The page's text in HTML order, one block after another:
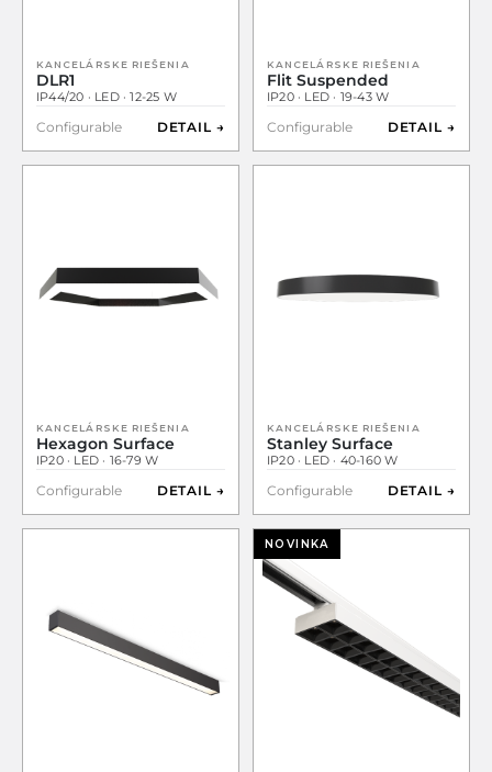
KANCELÁRSKE RIEŠENIA
DLR1
IP44/20 · LED · 12-25 W
Configurable DETAIL →
KANCELÁRSKE RIEŠENIA
Flit Suspended
IP20 · LED · 19-43 W
Configurable DETAIL →
KANCELÁRSKE RIEŠENIA
Hexagon Surface
IP20 · LED · 16-79 W
Configurable DETAIL →
KANCELÁRSKE RIEŠENIA
Stanley Surface
IP20 · LED · 40-160 W
Configurable DETAIL →
NOVINKA